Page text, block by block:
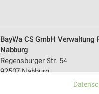
BayWa CS GmbH Verwaltung
Nabburg
Regensburger Str. 54
92507 Nabburg